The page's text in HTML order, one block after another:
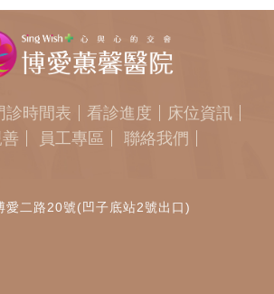
診時間表 看診進度
床位資訊
員工專區 聯絡我們
愛二路20號(凹子底站2號出口)